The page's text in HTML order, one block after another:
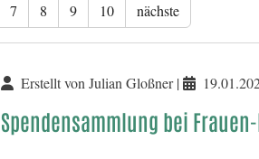
7 8 9 10 nächste
Erstellt von Julian Gloßner |
Spendensammlung bei Frauen-